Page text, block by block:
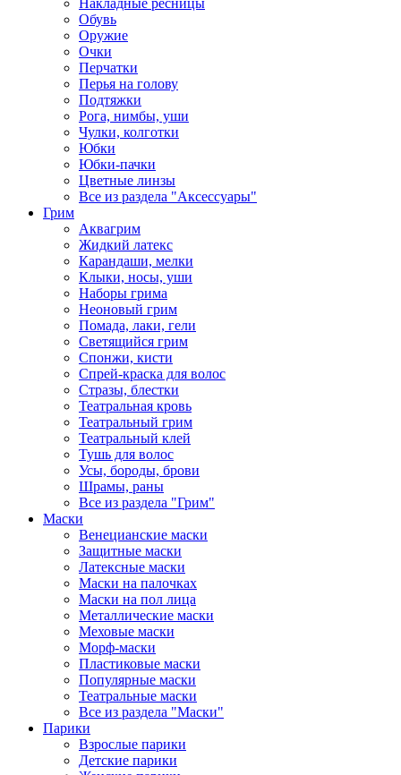
Накладные ресницы
Обувь
Оружие
Очки
Перчатки
Перья на голову
Подтяжки
Рога, нимбы, уши
Чулки, колготки
Юбки
Юбки-пачки
Цветные линзы
Все из раздела "Аксессуары"
Грим
Аквагрим
Жидкий латекс
Карандаши, мелки
Клыки, носы, уши
Наборы грима
Неоновый грим
Помада, лаки, гели
Светящийся грим
Спонжи, кисти
Спрей-краска для волос
Стразы, блестки
Театральная кровь
Театральный грим
Театральный клей
Тушь для волос
Усы, бороды, брови
Шрамы, раны
Все из раздела "Грим"
Маски
Венецианские маски
Защитные маски
Латексные маски
Маски на палочках
Маски на пол лица
Металлические маски
Меховые маски
Морф-маски
Пластиковые маски
Популярные маски
Театральные маски
Все из раздела "Маски"
Парики
Взрослые парики
Детские парики